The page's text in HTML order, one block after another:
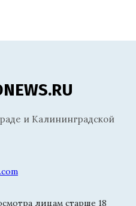
и Калининградской
лицам старше 18